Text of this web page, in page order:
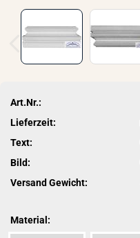
Art.Nr.:
Lieferzeit:
Text:
Bild:
Versand Gewicht:
Material: